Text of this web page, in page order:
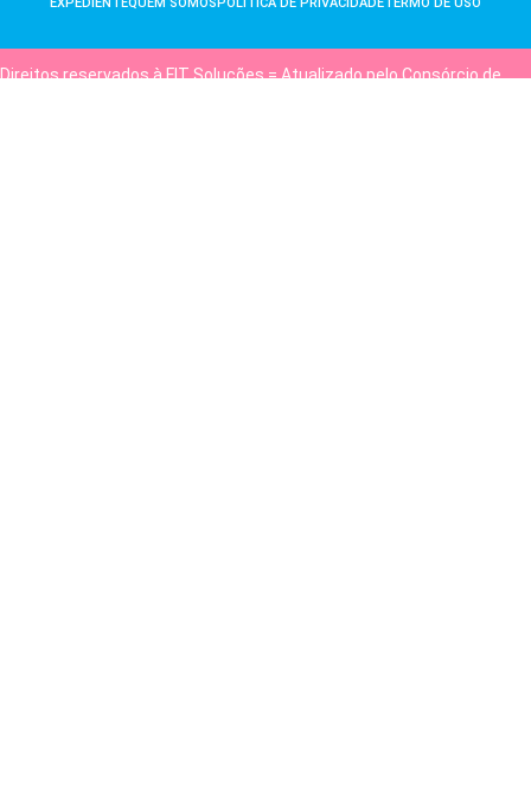
Direitos reservados à FIT Soluções = Atualizado pelo Consórcio de